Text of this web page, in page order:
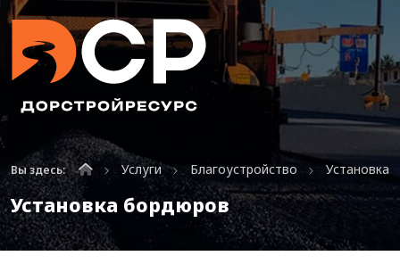
Вы здесь: Услуги Благоустройство Установка
Установка бордюров